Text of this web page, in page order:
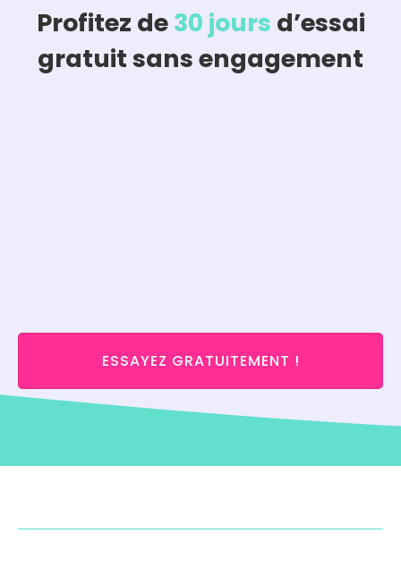
Profitez de30 jours d’essai
gratuit sans engagement
ESSAYEZ GRATUITEMENT !